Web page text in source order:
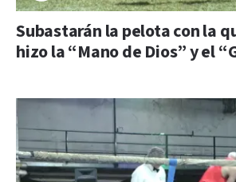
Subastarán la pelota con la
hizo la “Mano de Dios” y el